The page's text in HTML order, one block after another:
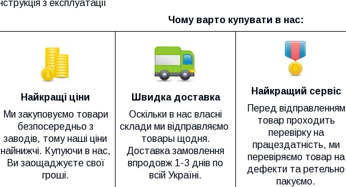
з експлуатації
Чому варто купувати в нас:
Найкращі ціни
Ми закуповуємо товари
безпосередньо з
заводів, тому наші ціни
найнижчі. Купуючи в нас,
Ви заощаджуєте свої
гроші.
Швидка доставка
Оскільки в нас власні
склади ми відправляємо
товары щодня.
Доставка замовлення
впродовж 1-3 днів по
всій Україні.
Найкращий сервіс
Перед відправленням
товар проходить
перевірку на
працездатність, ми
перевіряємо товар на
дефекти та ретельно
пакуємо.